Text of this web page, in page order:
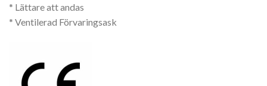
* Lättare att andas
* Ventilerad Förvaringsask